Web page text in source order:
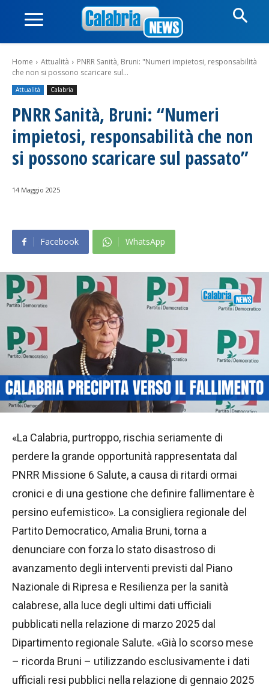
Home Attualità
PNRR Sanità, Bruni: "Numeri impietosi, responsabilità
che non si possono scaricare sul...
Attualità Calabria
PNRR Sanità, Bruni: “Numeri
impietosi, responsabilità che non
si possono scaricare sul passato”
14 Maggio 2025
Facebook WhatsApp
«La Calabria, purtroppo, rischia seriamente di
perdere la grande opportunità rappresentata dal
PNRR Missione 6 Salute, a causa di ritardi ormai
cronici e di una gestione che definire fallimentare è
persino eufemistico». La consigliera regionale del
Partito Democratico, Amalia Bruni, torna a
denunciare con forza lo stato disastroso di
avanzamento degli interventi previsti dal Piano
Nazionale di Ripresa e Resilienza per la sanità
calabrese, alla luce degli ultimi dati ufficiali
pubblicati nella relazione di marzo 2025 dal
Dipartimento regionale Salute. «Già lo scorso mese
– ricorda Bruni – utilizzando esclusivamente i dati
ufficiali resi pubblici nella relazione di gennaio 2025